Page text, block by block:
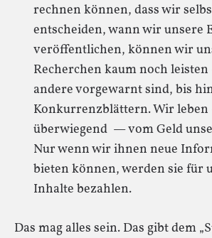
rechnen können, dass wir
entscheiden, wann wir unsere
veröffentlichen, können wir
Recherchen kaum noch
andere vorgewarnt sind, bis
Konkurrenzblättern. Wir
überwiegend — vom Geld
Nur wenn wir ihnen neue
bieten können, werden sie für
Inhalte bezahlen.
Das mag alles sein. Das gibt dem